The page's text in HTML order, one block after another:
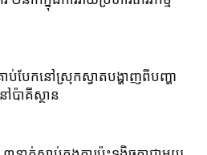
រាប់បែកនៅស្រុកស្វាតបង្ហាញពីបញ្ហា
ប៉ាគីស្ថាន